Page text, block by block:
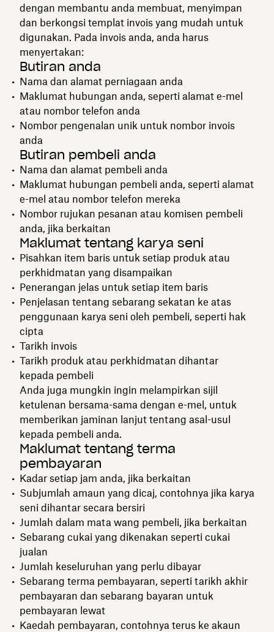
dengan membantu anda membuat, menyimpan
dan berkongsi templat invois yang mudah untuk
digunakan. Pada invois anda, anda harus
menyertakan:
Butiran anda
Nama dan alamat perniagaan anda
Maklumat hubungan anda, seperti alamat e-mel
atau nombor telefon anda
Nombor pengenalan unik untuk nombor invois
anda
Butiran pembeli anda
Nama dan alamat pembeli anda
Maklumat hubungan pembeli anda, seperti alamat
e-mel atau nombor telefon mereka
Nombor rujukan pesanan atau komisen pembeli
anda, jika berkaitan
Maklumat tentang karya seni
Pisahkan item baris untuk setiap produk atau
perkhidmatan yang disampaikan
Penerangan jelas untuk setiap item baris
Penjelasan tentang sebarang sekatan ke atas
penggunaan karya seni oleh pembeli, seperti hak
cipta
Tarikh invois
Tarikh produk atau perkhidmatan dihantar
kepada pembeli
Anda juga mungkin ingin melampirkan sijil
ketulenan bersama-sama dengan e-mel, untuk
memberikan jaminan lanjut tentang asal-usul
kepada pembeli anda.
Maklumat tentang terma
pembayaran
Kadar setiap jam anda, jika berkaitan
Subjumlah amaun yang dicaj, contohnya jika karya
seni dihantar secara bersiri
Jumlah dalam mata wang pembeli, jika berkaitan
Sebarang cukai yang dikenakan seperti cukai
jualan
Jumlah keseluruhan yang perlu dibayar
Sebarang terma pembayaran, seperti tarikh akhir
pembayaran dan sebarang bayaran untuk
pembayaran lewat
Kaedah pembayaran, contohnya terus ke akaun